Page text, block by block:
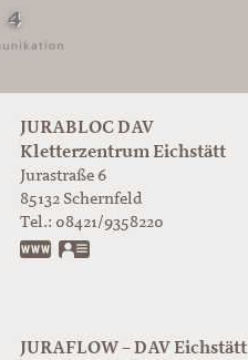
JURABLOC DAV
Kletterzentrum Eichstätt
Jurastraße 6
85132 Schernfeld
Tel.: 08421/9358220
www.jurabloc.de
JURAFLOW – DAV Eichstätt